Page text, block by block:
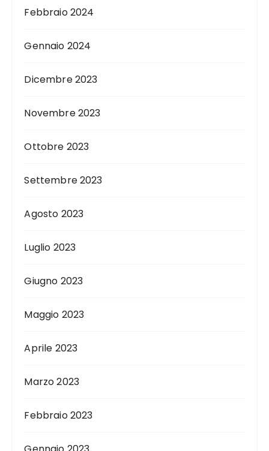
Febbraio 2024
Gennaio 2024
Dicembre 2023
Novembre 2023
Ottobre 2023
Settembre 2023
Agosto 2023
Luglio 2023
Giugno 2023
Maggio 2023
Aprile 2023
Marzo 2023
Febbraio 2023